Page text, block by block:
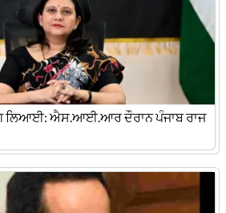
ਲਿਆਈ: ਐਸ.ਆਈ.ਆਰ ਦੌਰਾਨ ਪੰਜਾਬ ਰਾਜ